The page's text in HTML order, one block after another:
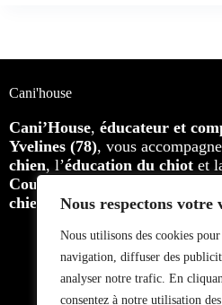
Nous respectons votre
Nous utilisons des cookies
navigation, diffuser des
analyser notre trafic. En
consentez à notre utilisation
Cani'house
Cani’House, éducateur et
Yvelines (78), vous
chien, l’éducation du chiot et
Cours individuels, cours
chiens adultes, toutes races